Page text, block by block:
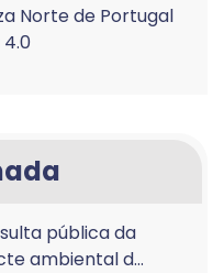
Norte de Portugal
pública da
ambiental d...